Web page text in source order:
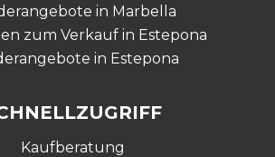
in Marbella
zum Verkauf in Estepona
in Estepona
Kaufberatung